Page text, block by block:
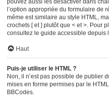
pouvez aussi les désactiver dans
l’option appropriée du formulaire de
même est similaire au style HTML,
crochets [ et ] plutôt que < et >. Pour
consultez le guide accessible depuis
Haut
Puis-je utiliser le HTML ?
Non, il n’est pas possible de publier
mises en forme permises par le
BBCodes.